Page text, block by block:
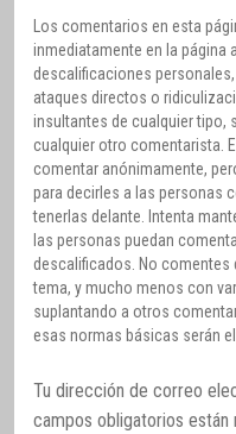
Los comentarios en esta
inmediatamente en la página
descalificaciones
ataques directos o
insultantes de cualquier tipo,
cualquier otro comentarista.
comentar anónimamente,
para decirles a las personas
tenerlas delante. Intenta
las personas puedan
descalificados. No comentes
tema, y mucho menos con
suplantando a otros
esas normas básicas serán
Tu dirección de correo
campos obligatorios están